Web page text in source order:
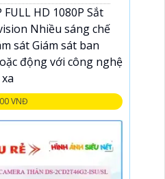
HD 1080P Sắt
Nhiều sáng chế
sát Giám sát ban
động với công nghệ
VNĐ